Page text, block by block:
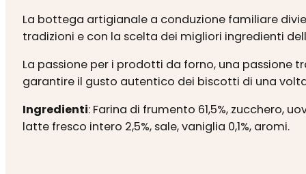
La bottega artigianale a conduzione familiare
tradizioni e con la scelta dei migliori ingredienti
La passione per i prodotti da forno, una passione
garantire il gusto autentico dei biscotti di una
Ingredienti: Farina di frumento 61,5%, zucchero,
latte fresco intero 2,5%, sale, vaniglia 0,1%, aromi.